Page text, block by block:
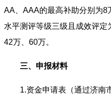
AA、AAA的最高补助分别为8
水平测评等级三级且成效评
42万、60万。
三、申报材料
1.资金申请表（通过济南